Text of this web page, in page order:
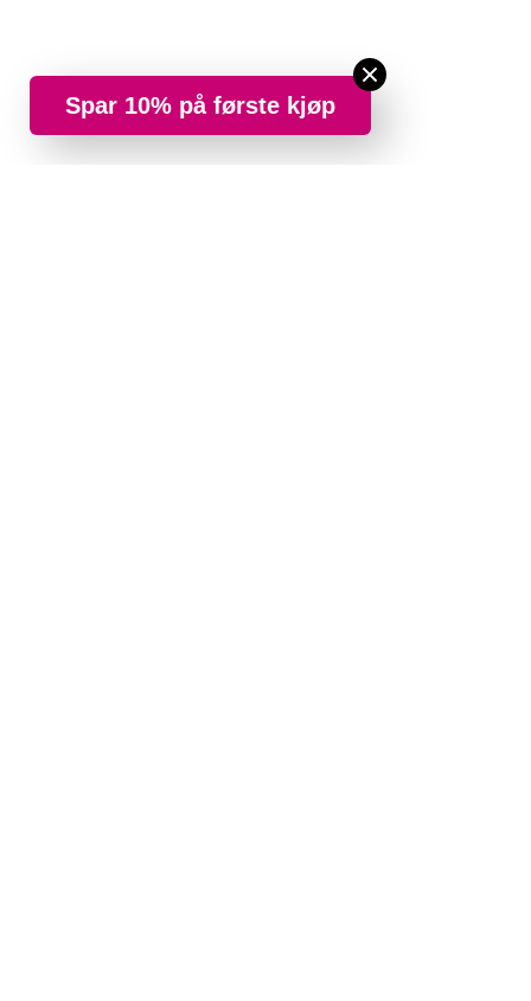
Spar 10% på første kjøp